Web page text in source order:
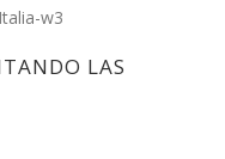
LAS